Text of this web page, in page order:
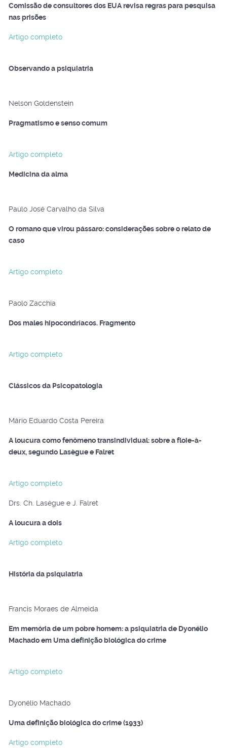
Comissão de consultores dos EUA revisa regras para pesquisa
nas prisões
Artigo completo
Observando a psiquiatria
Nelson Goldenstein
Pragmatismo e senso comum
Artigo completo
Medicina da alma
Paulo José Carvalho da Silva
O romano que virou pássaro: considerações sobre o relato de
caso
Artigo completo
Paolo Zacchia
Dos males hipocondríacos. Fragmento
Artigo completo
Clássicos da Psicopatologia
Mário Eduardo Costa Pereira
A loucura como fenômeno transindividual: sobre a floie-à-
deux, segundo Lasègue e Falret
Artigo completo
Drs. Ch. Lasègue e J. Falret
A loucura a dois
Artigo completo
História da psiquiatria
Francis Moraes de Almeida
Em memória de um pobre homem: a psiquiatria de Dyonélio
Machado em Uma definição biológica do crime
Artigo completo
Dyonélio Machado
Uma definição biológica do crime (1933)
Artigo completo